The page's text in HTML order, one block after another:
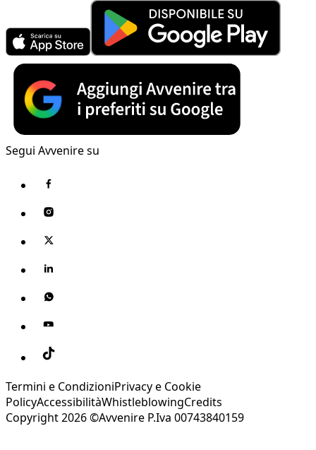
Segui Avvenire su
Termini e CondizioniPrivacy e Cookie
PolicyAccessibilitàWhistleblowingCredits
Copyright 2026 ©Avvenire P.Iva 00743840159